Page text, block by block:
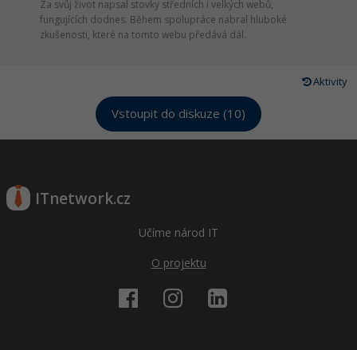
Za svůj život napsal stovky středních i velkých webů,
fungujících dodnes. Během spolupráce nabral hluboké
zkušenosti, které na tomto webu předává dál.
Aktivity
Vstoupit do diskuze (10)
ITnetwork.cz
Učíme národ IT
O projektu